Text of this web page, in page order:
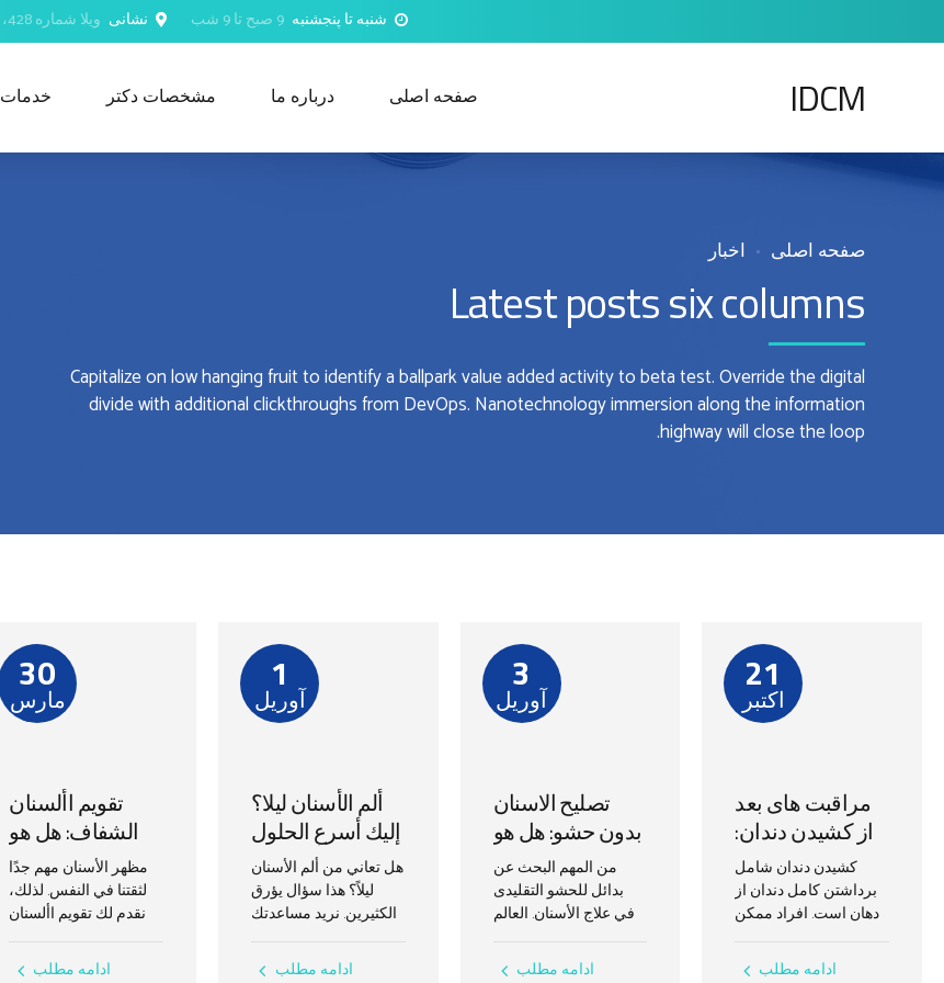
شنبه تا پنجشنبه 9 صبح تا 9 شب نشانی ویلا شماره 428، خیابان 18 نوامبر، الثیبه شمالی، مسقط، عمان
IDCM صفحه اصلی درباره ما مشخصات دکتر خدمات
صفحه اصلی اخبار
Latest posts six columns
Capitalize on low hanging fruit to identify a ballpark value added activity to beta test. Override the digital
divide with additional clickthroughs from DevOps. Nanotechnology immersion along the information
highway will close the loop.
21
اکتبر
مراقبت های بعد
از کشیدن دندان:
راهنمای چگونگی
کشیدن دندان شامل
برداشتن کامل دندان از
دهان است. افراد ممکن
به کشیدن دندان داشته
ادامه مطلب
3
آوریل
تصلیح الاسنان
بدون حشو: هل هو
ممکن؟
من المهم البحث عن
بدائل للحشو التقلیدی
في علاج الأسنان. العالم
غيتس” قال إن
ادامه مطلب
1
آوریل
ألم الأسنان لیلا؟
إليك أسرع الحلول
لتخفيف الألم فورا!
هل تعاني من ألم الأسنان
ليلاً؟ هذا سؤال يؤرق
الكثيرين. نريد مساعدتك
لتخفيف الألم. مثل أسرع
ادامه مطلب
30
مارس
تقويم األسنان
الشفاف: هل هو
الخيار المثالي لك؟
مظهر الأسنان مهم جدًا
لثقتنا في النفس. لذلك،
نقدم لك تقويم األسنان
يساعدك على تحسين
ادامه مطلب